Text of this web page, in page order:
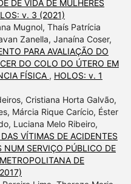
DE VIDA DE MULHERES
v. 3 (2021)
Mugnol, Thaís Patrícia
Zanella, Janaína Coser,
PARA AVALIAÇÃO DO
DO COLO DO ÚTERO EM
FÍSICA , HOLOS: v. 1
Cristiana Horta Galvão,
Márcia Rique Carício, Éster
Luciana Melo Ribeiro,
VÍTIMAS DE ACIDENTES
NUM SERVIÇO PÚBLICO DE
DE